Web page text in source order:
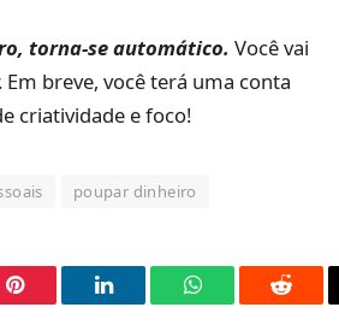
torna-se automático. Você vai
breve, você terá uma conta
criatividade e foco!
poupar dinheiro
Pinterest LinkedIn O Reddit